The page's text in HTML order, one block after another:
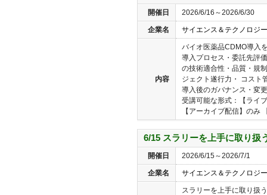
開催日 2026/6/16～2026/6/30
企業名 サイエンス＆テクノロジ
内容
バイオ医薬品CDMO導入
導入プロセス・委託先評
の技術適合性・品質・規
ジェクト遂行力・ コスト
導入後のガバナンス・変
受講可能な形式：【ライ
【アーカイブ配信】のみ
6/15 スラリーを上手に取り扱
開催日 2026/6/15～2026/7/1
企業名 サイエンス＆テクノロジ
スラリーを上手に取り扱